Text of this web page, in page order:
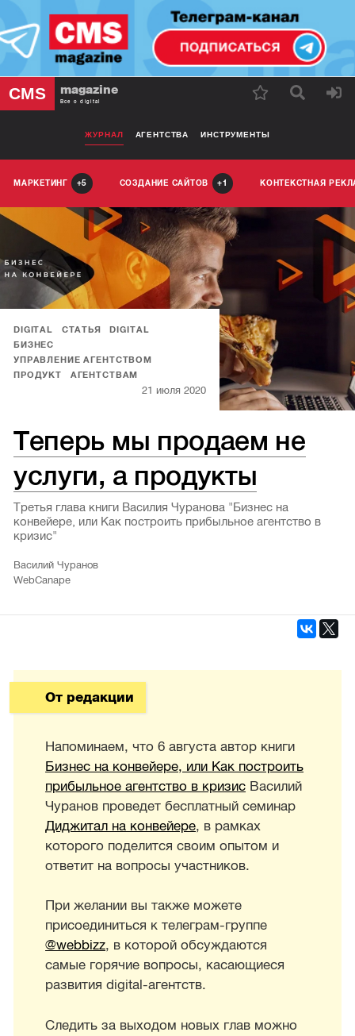
CMS magazine
Все о digital
ЖУРНАЛ АГЕНТСТВА ИНСТРУМЕНТЫ
МАРКЕТИНГ 5 СОЗДАНИЕ САЙТОВ 1 КОНТЕКСТНАЯ
DIGITAL СТАТЬЯ
DIGITAL
БИЗНЕС
УПРАВЛЕНИЕ АГЕНТСТВОМ
ПРОДУКТ
АГЕНТСТВАМ
21 июля 2020
Теперь мы продаем не
услуги, а продукты
Третья глава книги Василия Чуранова "Бизнес на
конвейере, или Как построить прибыльное агентство в
кризис"
Василий Чуранов
WebCanape
От редакции
Напоминаем, что 6 августа автор книги
Бизнес на конвейере, или Как построить
прибыльное агентство в кризис Василий
Чуранов проведет бесплатный семинар
Диджитал на конвейере, в рамках
которого поделится своим опытом и
ответит на вопросы участников.
При желании вы также можете
присоединиться к телеграм-группе
@webbizz, в которой обсуждаются
самые горячие вопросы, касающиеся
развития digital-агентств.
Следить за выходом новых глав можно